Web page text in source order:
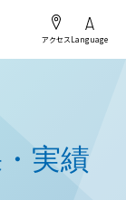
アクセスLanguage
実績